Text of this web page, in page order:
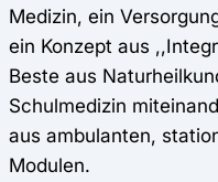
Medizin, ein
ein Konzept aus
Beste aus
Schulmedizin
aus ambulanten,
Modulen.